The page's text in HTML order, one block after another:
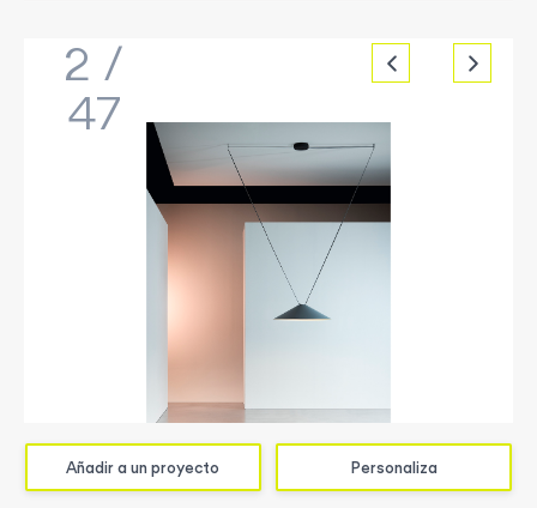
2 /
47
Añadir a un proyecto Personaliza